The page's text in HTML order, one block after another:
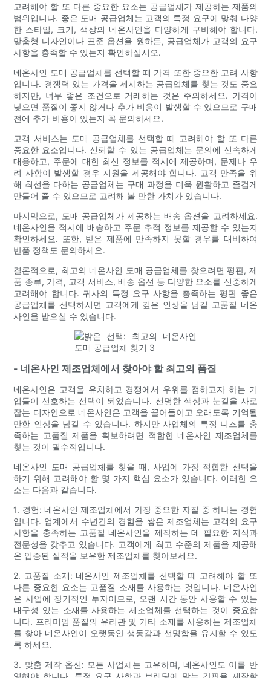
고려해야 할 또 다른 중요한 요소는 공급업체가 제공하는 제품의
범위입니다. 좋은 도매 공급업체는 고객의 특정 요구에 맞춰 다양
한 스타일, 크기, 색상의 네온사인을 다양하게 구비해야 합니다.
맞춤형 디자인이나 표준 옵션을 원하든, 공급업체가 고객의 요구
사항을 충족할 수 있는지 확인하십시오.
네온사인 도매 공급업체를 선택할 때 가격 또한 중요한 고려 사항
입니다. 경쟁력 있는 가격을 제시하는 공급업체를 찾는 것도 중요
하지만, 너무 좋은 조건으로 거래하는 것은 주의하세요. 가격이
낮으면 품질이 좋지 않거나 추가 비용이 발생할 수 있으므로 구매
전에 추가 비용이 있는지 꼭 문의하세요.
고객 서비스는 도매 공급업체를 선택할 때 고려해야 할 또 다른
중요한 요소입니다. 신뢰할 수 있는 공급업체는 문의에 신속하게
대응하고, 주문에 대한 최신 정보를 적시에 제공하며, 문제나 우
려 사항이 발생할 경우 지원을 제공해야 합니다. 고객 만족을 위
해 최선을 다하는 공급업체는 구매 과정을 더욱 원활하고 즐겁게
만들어 줄 수 있으므로 고려해 볼 만한 가치가 있습니다.
마지막으로, 도매 공급업체가 제공하는 배송 옵션을 고려하세요.
네온사인을 적시에 배송하고 주문 추적 정보를 제공할 수 있는지
확인하세요. 또한, 받은 제품에 만족하지 못할 경우를 대비하여
반품 정책도 문의하세요.
결론적으로, 최고의 네온사인 도매 공급업체를 찾으려면 평판, 제
품 종류, 가격, 고객 서비스, 배송 옵션 등 다양한 요소를 신중하게
고려해야 합니다. 귀사의 특정 요구 사항을 충족하는 평판 좋은
공급업체를 선택하시면 고객에게 깊은 인상을 남길 고품질 네온
사인을 받으실 수 있습니다.
- 네온사인 제조업체에서 찾아야 할 최고의 품질
네온사인은 고객을 유치하고 경쟁에서 우위를 점하고자 하는 기
업들이 선호하는 선택이 되었습니다. 선명한 색상과 눈길을 사로
잡는 디자인으로 네온사인은 고객을 끌어들이고 오래도록 기억될
만한 인상을 남길 수 있습니다. 하지만 사업체의 특정 니즈를 충
족하는 고품질 제품을 확보하려면 적합한 네온사인 제조업체를
찾는 것이 필수적입니다.
네온사인 도매 공급업체를 찾을 때, 사업에 가장 적합한 선택을
하기 위해 고려해야 할 몇 가지 핵심 요소가 있습니다. 이러한 요
소는 다음과 같습니다.
1. 경험: 네온사인 제조업체에서 가장 중요한 자질 중 하나는 경험
입니다. 업계에서 수년간의 경험을 쌓은 제조업체는 고객의 요구
사항을 충족하는 고품질 네온사인을 제작하는 데 필요한 지식과
전문성을 갖추고 있습니다. 고객에게 최고 수준의 제품을 제공해
온 입증된 실적을 보유한 제조업체를 찾아보세요.
2. 고품질 소재: 네온사인 제조업체를 선택할 때 고려해야 할 또
다른 중요한 요소는 고품질 소재를 사용하는 것입니다. 네온사인
은 사업에 장기적인 투자이므로, 오랜 시간 동안 사용할 수 있는
내구성 있는 소재를 사용하는 제조업체를 선택하는 것이 중요합
니다. 프리미엄 품질의 유리관 및 기타 소재를 사용하는 제조업체
를 찾아 네온사인이 오랫동안 생동감과 선명함을 유지할 수 있도
록 하세요.
3. 맞춤 제작 옵션: 모든 사업체는 고유하며, 네온사인도 이를 반
영해야 합니다. 특정 요구 사항과 브랜딩에 맞는 간판을 제작할